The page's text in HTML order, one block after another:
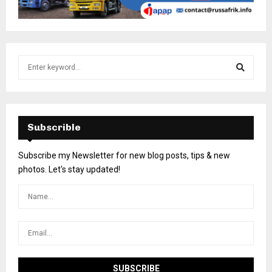
Subscrible
Subscribe my Newsletter for new blog posts, tips & new
photos. Let's stay updated!